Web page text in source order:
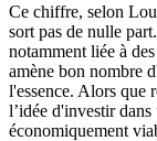
Ce chiffre, selon
sort pas de nulle
notamment liée à
amène bon nombre
l'essence. Alors que
l’idée d'investir
économiquement